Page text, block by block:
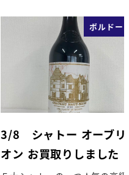
ボルドー
3/8 シャトー オーブリ
オン お買取りしました